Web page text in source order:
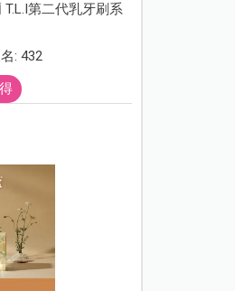
T.L.I第二代乳牙刷系
: 432